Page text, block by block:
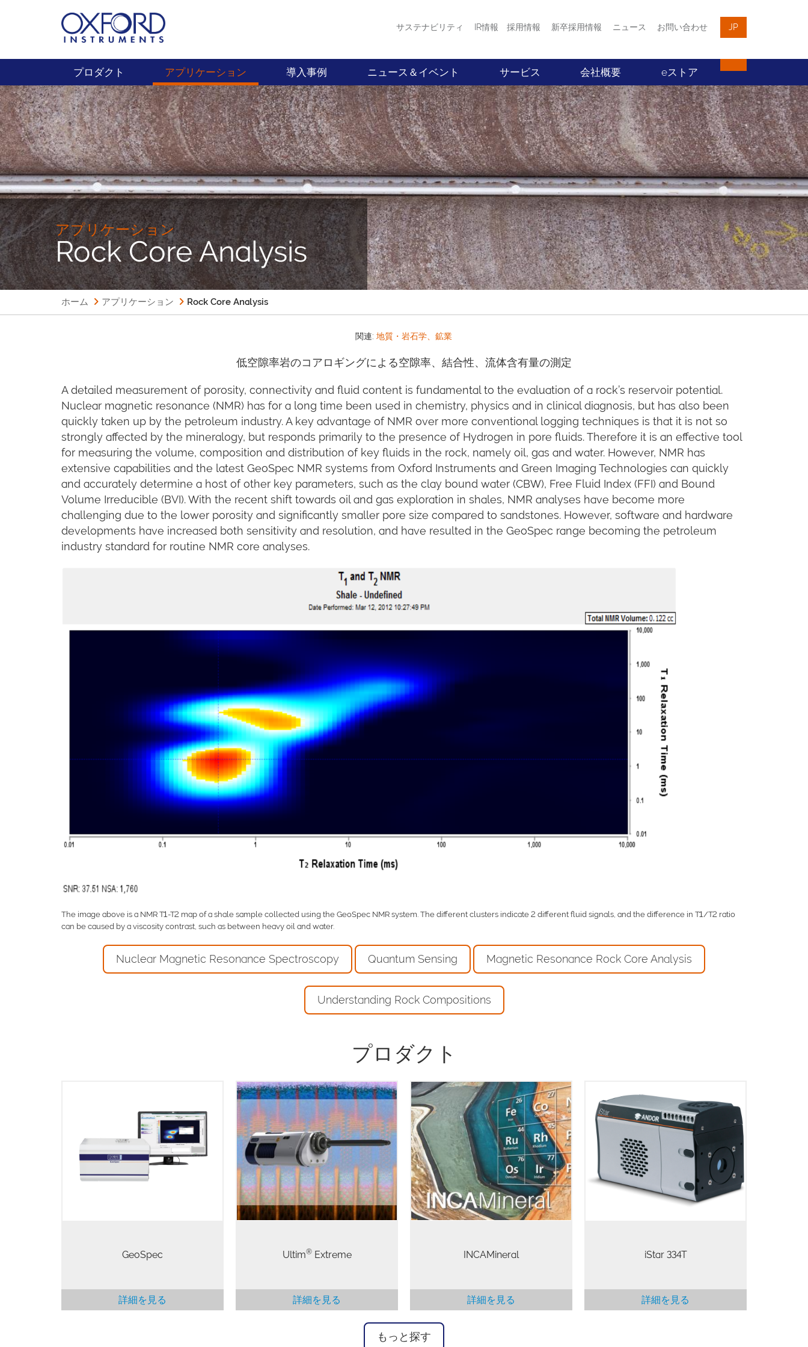
サステナビリティ IR情報 採用情報 新卒採用情報 ニュース お問い合わせ JP
プロダクト アプリケーション 導入事例 ニュース＆イベント サービス 会社概要 eストア
アプリケーション
Rock Core Analysis
ホーム アプリケーション Rock Core Analysis
関連:地質・岩石学、鉱業
低空隙率岩のコアロギングによる空隙率、結合性、流体含有量の測定
A detailed measurement of porosity, connectivity and fluid content is fundamental to the evaluation of a rock’s reservoir potential.
Nuclear magnetic resonance (NMR) has for a long time been used in chemistry, physics and in clinical diagnosis, but has also been
quickly taken up by the petroleum industry. A key advantage of NMR over more conventional logging techniques is that it is not so
strongly affected by the mineralogy, but responds primarily to the presence of Hydrogen in pore fluids. Therefore it is an effective tool
for measuring the volume, composition and distribution of key fluids in the rock, namely oil, gas and water. However, NMR has
extensive capabilities and the latest GeoSpec NMR systems from Oxford Instruments and Green Imaging Technologies can quickly
and accurately determine a host of other key parameters, such as the clay bound water (CBW), Free Fluid Index (FFI) and Bound
Volume Irreducible (BVI). With the recent shift towards oil and gas exploration in shales, NMR analyses have become more
challenging due to the lower porosity and significantly smaller pore size compared to sandstones. However, software and hardware
developments have increased both sensitivity and resolution, and have resulted in the GeoSpec range becoming the petroleum
industry standard for routine NMR core analyses.
The image above is a NMR T1-T2 map of a shale sample collected using the GeoSpec NMR system. The different clusters indicate 2 different fluid signals, and the difference in T1/T2 ratio
can be caused by a viscosity contrast, such as between heavy oil and water.
Nuclear Magnetic Resonance Spectroscopy Quantum Sensing Magnetic Resonance Rock Core Analysis
Understanding Rock Compositions
プロダクト
すべての主要な石油生産会社および
SCAL（特殊コア分析）研究所に設置
されています。2、12、20MHzの3つ
のモデルがあります。GeoSpec コア
アナライザー 2MHz モデルは、緩和
分布のルーチン測定における業界標
ルの動作を模倣するため、2MHzで動
挙げると、非常に低い空隙率のサン
プルなど、より高い感度が必要な状
GeoSpec
詳細を見る
ウインドウレス型EDS検出器 SEM 用
EDS における究極の空間分解能と低
加速電圧での性能。Extreme のエレ
クトロニクスと最適化された構成お
よびセンサ設計のウィンドウレス構
造を組み合わせることにより、従来
の大面積 SDD の最大 15 倍の感度を
実現することができます。
Ultim®Extreme
詳細を見る
INCAMineral は、強力な自動化され
た鉱物リベレーション分析ソリュー
ションです。INCAMineral により、
鉱石の特性評価、金属回収に関する
重要なデータの取得、そして多目的
SEMを利用した工程収率の特性評価
を行うことができるようになりま
す。 オックスフォードインスツルメ
ンツの大面積 SDD (Ultim Max) の性
能を活用して、専用システムと同等
の速度で鉱物を高精度で分類するこ
とができます。一方、必要に応じて
INCAMineral
詳細を見る
AndorのiStar 334T高速ゲートインテ
ンシファイア付CCDシリーズは、高
分解能のnsスケール時間分解イメー
ジング向けに究極の一体型検出ソリ
ューションを提供するように設計さ
れています。1024 x 1024アレイは、
プラズマ解析、LIBSをはじめとする
幅広い時間分解アプリケーションに
最適です。
iStar 334T
詳細を見る
もっと探す